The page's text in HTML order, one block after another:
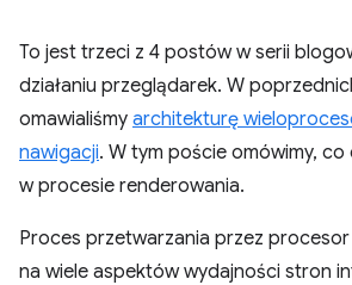
To jest trzeci z 4 postów w serii
działaniu przeglądarek. W
omawialiśmy architekturę
nawigacji. W tym poście omówimy, co
w procesie renderowania.
Proces przetwarzania przez
na wiele aspektów wydajności stron